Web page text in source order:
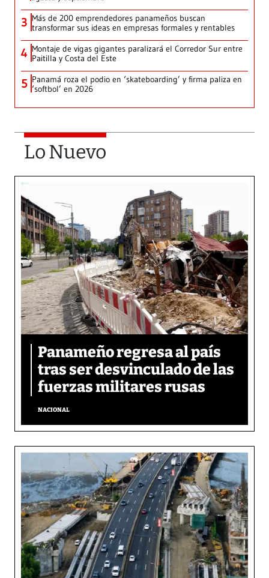
3 Más de 200 emprendedores panameños buscan
transformar sus ideas en empresas formales y rentables
4 Montaje de vigas gigantes paralizará el Corredor Sur entre
Paitilla y Costa del Este
5 Panamá roza el podio en ‘skateboarding’ y firma paliza en
‘softbol’ en 2026
Lo Nuevo
Panameño regresa al país
tras ser desvinculado de las
fuerzas militares rusas
NACIONAL